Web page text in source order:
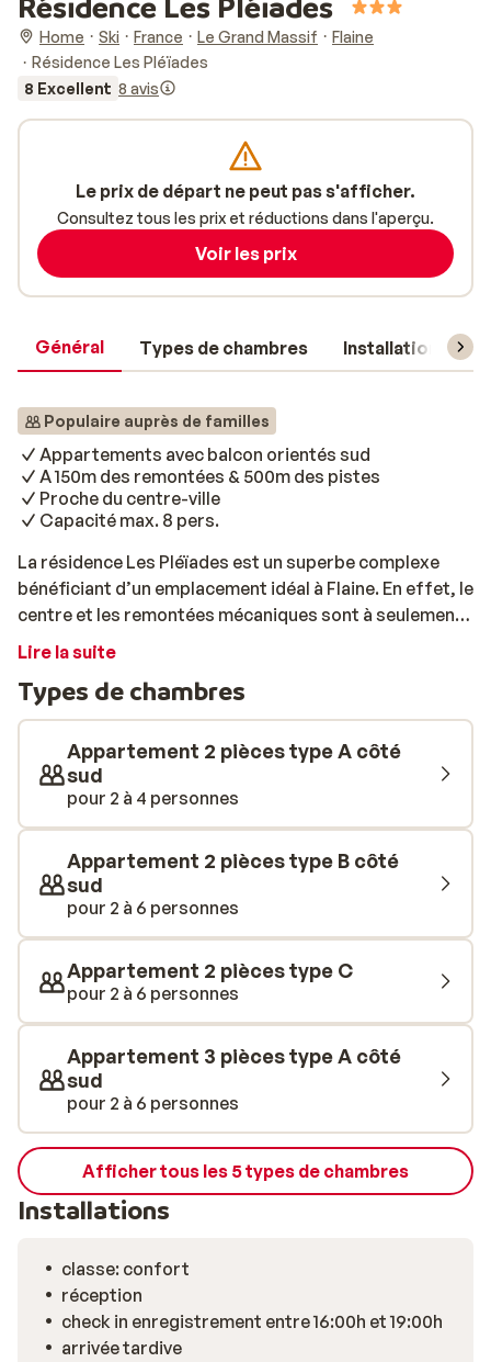
Home Ski France Le Grand Massif
Flaine
Résidence Les Pléïades
8 Excellent 8 avis
Général Types de chambres Installations
Populaire auprès de familles
Appartements avec balcon orientés sud
A 150m des remontées & 500m des pistes
Proche du centre-ville
Capacité max. 8 pers.
La résidence Les Pléïades est un superbe complexe
bénéficiant d’un emplacement idéal à Flaine. En effet, le
centre et les remontées mécaniques sont à seulement
150 mètres, tandis que les pistes se trouvent à 500
que vous séjourniez en famille ou entre amis! De
confortables et spacieux appartements vous
attendent, pour un retour des pistes au calme. Ils
possèdent un balcon orienté sud, où vous pourrez
prendre d’agréables bains de soleil et admirer
l’imprenable vue sur les sommets enneigés. Du 2 pièces
2 à 4 personnes au 3 pièces pouvant accueillir jusqu’à 8
personnes, tout le monde y trouvera son compte. Bien
équipés, ils disposent d’un agréable salon et de
grandes baies vitrées, d’une télévision, d’un coin
lave-vaisselle), d’une salle de bains avec douche ou
baignoire, et d’un local à skis.
Lire la suite
Types de chambres
Appartement 2 pièces type A côté
sud
pour 2 à 4 personnes
Appartement 2 pièces type B côté
sud
pour 2 à 6 personnes
Appartement 2 pièces type C
pour 2 à 6 personnes
Appartement 3 pièces type A côté
sud
pour 2 à 6 personnes
Afficher tous les 5 types de chambres
Installations
classe: confort
réception
check in enregistrement entre 16:00h et 19:00h
arrivée tardive
Le prix de départ ne peut pas s'afficher.
Consultez tous les prix et réductions dans l'aperçu.
Voir les prix